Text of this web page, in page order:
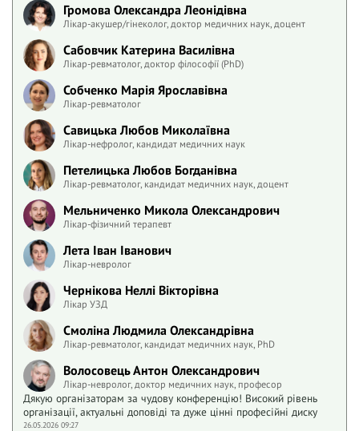
Громова Олександра Леонідівна
Лікар-акушер/гінеколог, доктор медичних наук, доцент
Сабовчик Катерина Василівна
Лікар-ревматолог, доктор філософії (PhD)
Собченко Марія Ярославівна
Лікар-ревматолог
Савицька Любов Миколаївна
Лікар-нефролог, кандидат медичних наук
Петелицька Любов Богданівна
Лікар-ревматолог, кандидат медичних наук, доцент
Мельниченко Микола Олександрович
Лікар-фізичний терапевт
Лета Іван Іванович
Лікар-невролог
Чернікова Неллі Вікторівна
Лікар УЗД
Смоліна Людмила Олександрівна
Лікар-ревматолог, кандидат медичних наук, PhD
Волосовець Антон Олександрович
Лікар-невролог, доктор медичних наук, професор
Дякую організаторам за чудову конференцію! Високий рівень
організації, актуальні доповіді та дуже цінні професійні диску
26.05.2026 09:27